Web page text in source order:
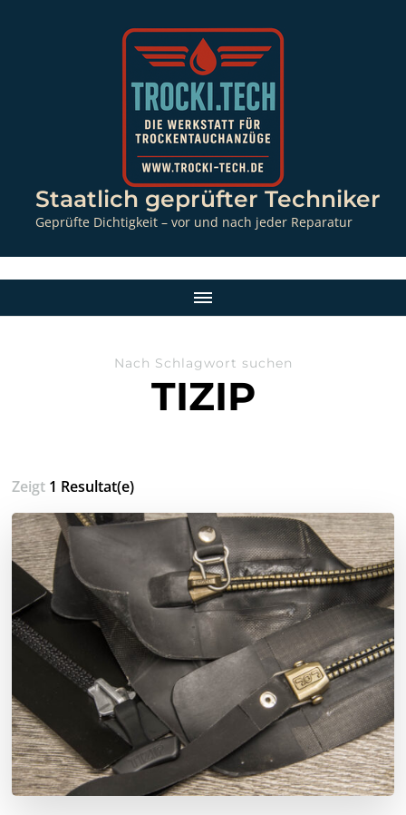
Staatlich geprüfter Techniker
Geprüfte Dichtigkeit – vor und nach jeder Reparatur
Nach Schlagwort suchen
TIZIP
Zeigt 1 Resultat(e)